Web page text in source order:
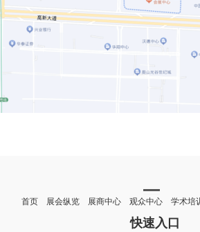
首页 展会纵览 展商中心 观众中心 学术
快速入口